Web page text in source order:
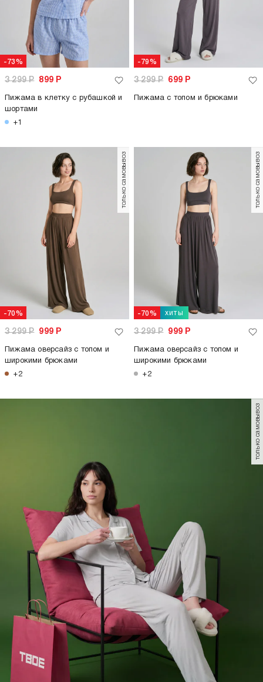
-73%
3 299Р 899 Р
Пижама в клетку с рубашкой и
шортами
+1
-79%
3 299Р 699 Р
Пижама с топом и брюками
-70%
только самовывоз
3 299Р 999 Р
Пижама оверсайз с топом и
широкими брюками
+2
-70% хиты
только самовывоз
3 299Р 999 Р
Пижама оверсайз с топом и
широкими брюками
+2
только самовывоз